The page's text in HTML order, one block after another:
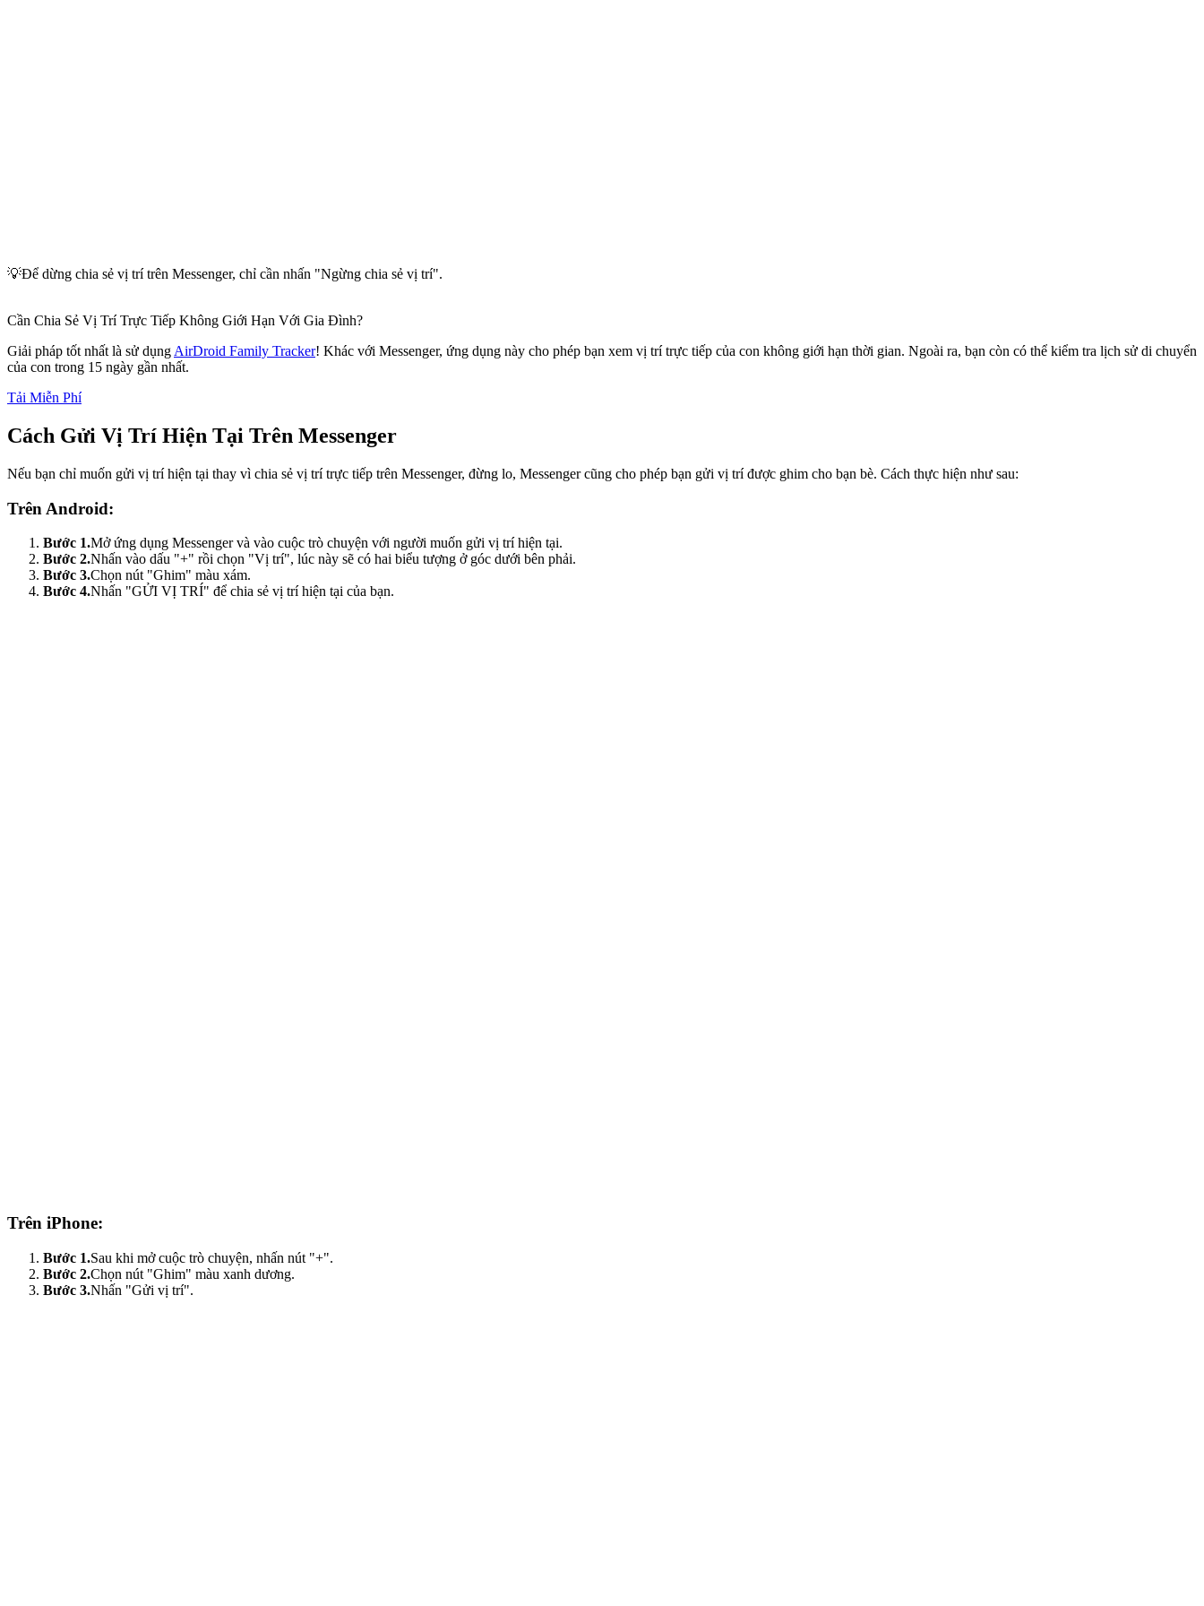
💡Để dừng chia sẻ vị trí trên Messenger, chỉ cần nhấn "Ngừng chia sẻ vị trí".
Cần Chia Sẻ Vị Trí Trực Tiếp Không Giới Hạn Với Gia Đình?
Giải pháp tốt nhất là sử dụng AirDroid Family Tracker! Khác với Messenger, ứng dụng này cho phép bạn xem vị trí trực tiếp của con không giới hạn thời gian. Ngoài ra, bạn còn có thể kiểm tra lịch sử di chuyển
của con trong 15 ngày gần nhất.
Tải Miễn Phí
Cách Gửi Vị Trí Hiện Tại Trên Messenger
Nếu bạn chỉ muốn gửi vị trí hiện tại thay vì chia sẻ vị trí trực tiếp trên Messenger, đừng lo, Messenger cũng cho phép bạn gửi vị trí được ghim cho bạn bè. Cách thực hiện như sau:
Trên Android:
Bước 1.Mở ứng dụng Messenger và vào cuộc trò chuyện với người muốn gửi vị trí hiện tại.
Bước 2.Nhấn vào dấu "+" rồi chọn "Vị trí", lúc này sẽ có hai biểu tượng ở góc dưới bên phải.
Bước 3.Chọn nút "Ghim" màu xám.
Bước 4.Nhấn "GỬI VỊ TRÍ" để chia sẻ vị trí hiện tại của bạn.
Trên iPhone:
Bước 1.Sau khi mở cuộc trò chuyện, nhấn nút "+".
Bước 2.Chọn nút "Ghim" màu xanh dương.
Bước 3.Nhấn "Gửi vị trí".